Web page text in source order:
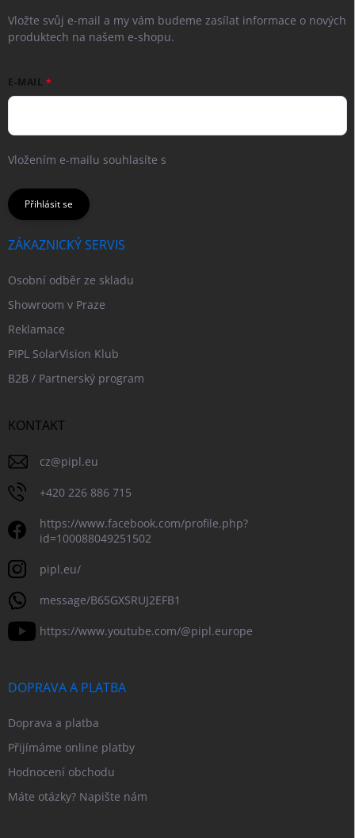
Vložte svůj e-mail a my vám budeme zasílat informace o nových
produktech na našem e-shopu.
E-MAIL
Vložením e-mailu souhlasíte s
Přihlásit se
ZÁKAZNICKÝ SERVIS
Osobní odběr ze skladu
Showroom v Praze
Reklamace
PIPL SolarVision Klub
B2B / Partnerský program
KONTAKT
cz@pipl.eu
+420 226 886 715
https://www.facebook.com/profile.php?
id=100088049251502
pipl.eu/
message/B65GXSRUJ2EFB1
https://www.youtube.com/@pipl.europe
DOPRAVA A PLATBA
Doprava a platba
Přijímáme online platby
Hodnocení obchodu
Máte otázky? Napište nám